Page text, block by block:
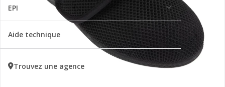
EPI
Aide technique
Trouvez une agence